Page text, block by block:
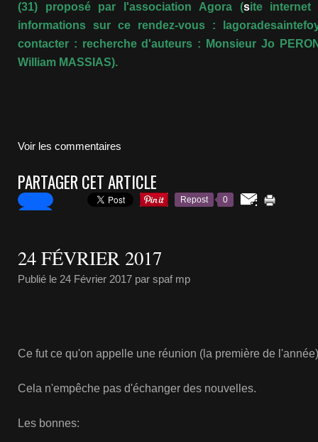
(31) proposé par l'association Agora (site internet
informations sur ce rendez-vous :
contacter : recherche d'auteurs : Monsieur Jo
William MASSIAS).
Voir les commentaires
PARTAGER CET ARTICLE
Repost 0
24 FÉVRIER 2017
Publié le 24 Février 2017 par spaf mp
Ce fut ce qu'on appelle une réunion (la première de
Cela n'empêche pas d'échanger des nouvelles.
Les bonnes: